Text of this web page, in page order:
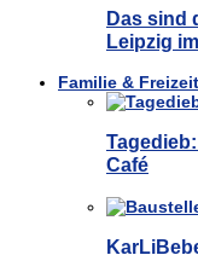
Das sind
Leipzig
Familie & Freizeit
Café